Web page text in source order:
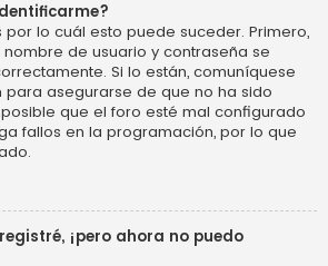
por lo cuál esto puede suceder. Primero,
de usuario y contraseña se
Si lo están, comuníquese
para asegurarse de que no ha sido
que el foro esté mal configurado
fallos en la programación, por lo que
¡pero ahora no puedo